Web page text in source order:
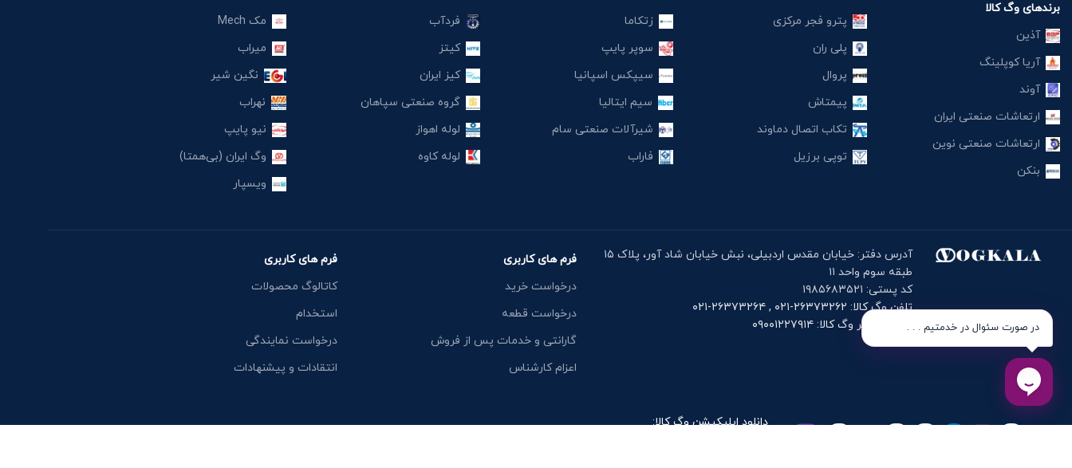
برندهای وگ کالا
آذین
آریا کوپلینگ
آوند
ارتعاشات صنعتی ایران
ارتعاشات صنعتی نوین
بنکن
پترو فجر مرکزی
پلی ران
پروال
پیمتاش
تکاب اتصال دماوند
توپی برزیل
زتکاما
سوپر پایپ
سیپکس اسپانیا
سیم ایتالیا
شیرآلات صنعتی سام
فاراب
فردآب
کیتز
کیز ایران
گروه صنعتی سپاهان
لوله اهواز
لوله کاوه
مک Mech
میراب
نگین شیر
نهراب
نیو پایپ
وگ ایران (بی‌همتا)
ویسپار
آدرس دفتر: خیابان مقدس اردبیلی، نبش خیابان شاد آور، پلاک ۱۵
طبقه سوم واحد ۱۱
کد پستی: ۱۹۸۵۶۸۳۵۲۱
تلفن وگ کالا: ۲۶۳۷۳۲۶۲-۰۲۱ , ۲۶۳۷۳۲۶۴-۰۲۱
موبایل دفتر وگ کالا: ۰۹۰۰۱۲۲۷۹۱۴
فرم های کاربری
درخواست خرید
درخواست قطعه
گارانتی و خدمات پس از فروش
اعزام کارشناس
فرم های کاربری
کاتالوگ محصولات
استخدام
درخواست نمایندگی
انتقادات و پیشنهادات
دانلود اپلیکیشن وگ کالا:
در صورت سئوال در خدمتیم . . .